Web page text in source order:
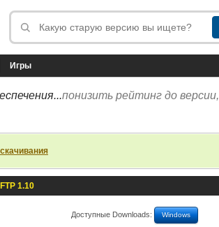
Игры
понизить рейтинг до версии,
1.10
Доступные Downloads: Windows